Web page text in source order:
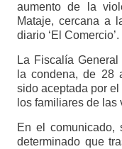
aumento de la
Mataje, cercana a
diario ‘El Comercio’.
La Fiscalía
la condena, de 28
sido aceptada por
los familiares de las
En el comunicado,
determinado que